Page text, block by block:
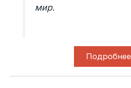
мир.
Подробнее